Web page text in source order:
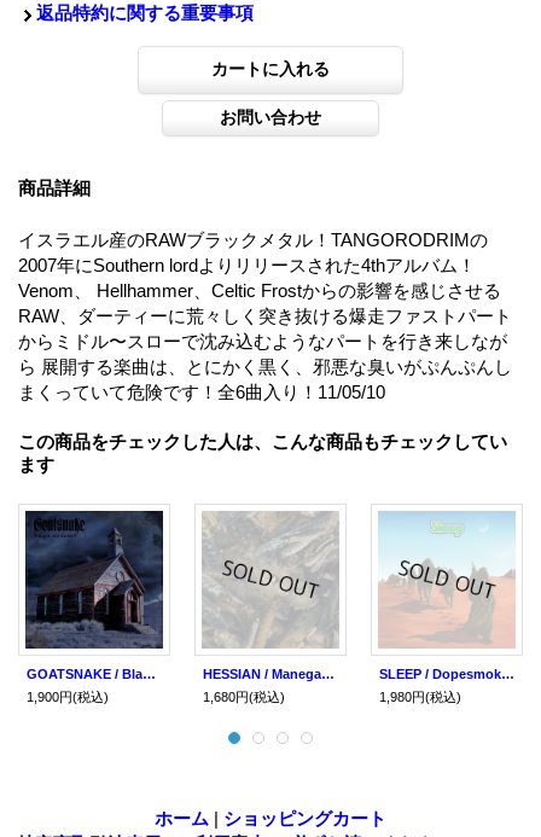
返品特約に関する重要事項
商品詳細
イスラエル産のRAWブラックメタル！TANGORODRIMの
2007年にSouthern lordよりリリースされた4thアルバム！
Venom、 Hellhammer、Celtic Frostからの影響を感じさせる
RAW、ダーティーに荒々しく突き抜ける爆走ファストパート
からミドル〜スローで沈み込むようなパートを行き来しなが
ら 展開する楽曲は、とにかく黒く、邪悪な臭いがぷんぷんし
まくっていて危険です！全6曲入り！11/05/10
この商品をチェックした人は、こんな商品もチェックしてい
ます
GOATSNAKE / Black age blues (2Lp)(cd) Southern lord
1,900円(税込)
HESSIAN / Manegarmr (cd) Southern lord
1,680円(税込)
SLEEP / Dopesmoker (cd) Southern lord
1,980円(税込)
ホーム | ショッピングカート